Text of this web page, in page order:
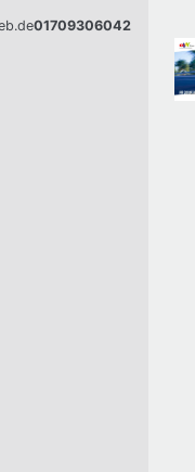
01709306042